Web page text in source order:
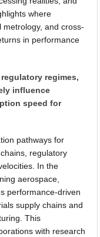
where
metrology, and cross-
in performance
regimes,
influence
speed for
pathways for
regulatory
In the
aerospace,
performance-driven
supply chains and
This
with research